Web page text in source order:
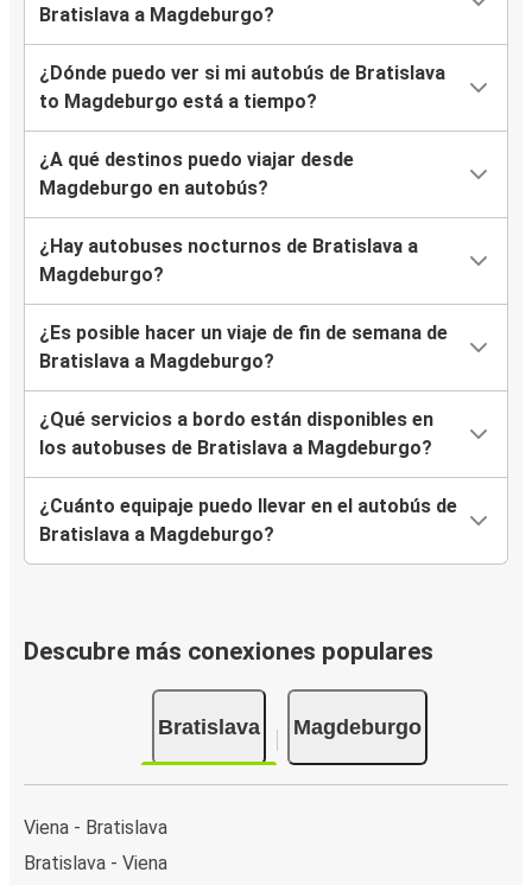
Bratislava a Magdeburgo?
¿Dónde puedo ver si mi autobús de Bratislava
to Magdeburgo está a tiempo?
¿A qué destinos puedo viajar desde
Magdeburgo en autobús?
¿Hay autobuses nocturnos de Bratislava a
Magdeburgo?
¿Es posible hacer un viaje de fin de semana de
Bratislava a Magdeburgo?
¿Qué servicios a bordo están disponibles en
los autobuses de Bratislava a Magdeburgo?
¿Cuánto equipaje puedo llevar en el autobús de
Bratislava a Magdeburgo?
Descubre más conexiones populares
Bratislava Magdeburgo
Viena - Bratislava
Bratislava - Viena